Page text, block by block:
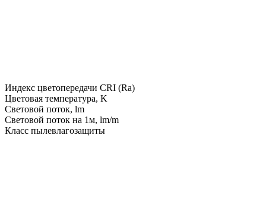
Индекс цветопередачи CRI (Ra)
Цветовая температура, K
Световой поток, lm
Световой поток на 1м, lm/m
Класс пылевлагозащиты